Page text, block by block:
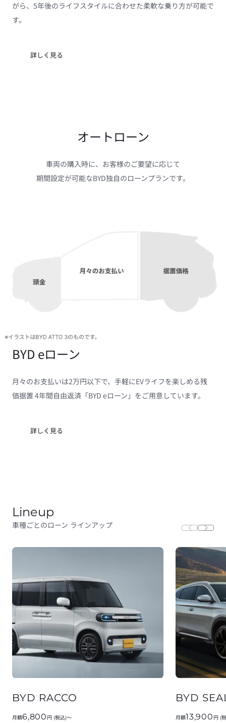
がら、5年後のライフスタイルに合わせた柔軟な乗り方が可能で
す。
詳しく見る
オートローン
車両の購入時に、お客様のご要望に応じて
期間設定が可能なBYD独自のローンプランです。
BYD eローン
月々のお支払いは2万円以下で、手軽にEVライフを楽しめる残
価据置 4年間自由返済「BYD eローン」をご用意しています。
詳しく見る
Lineup
車種ごとのローン ラインアップ
BYD RACCO
月額6,800 円 (税込)～
BYD
月額13,900 円 (